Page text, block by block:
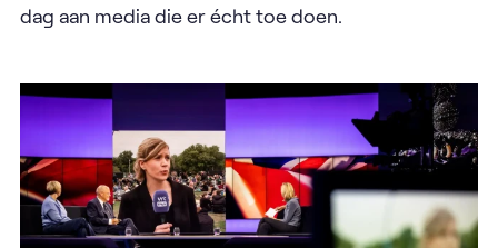
dag aan media die er échttoe doen.